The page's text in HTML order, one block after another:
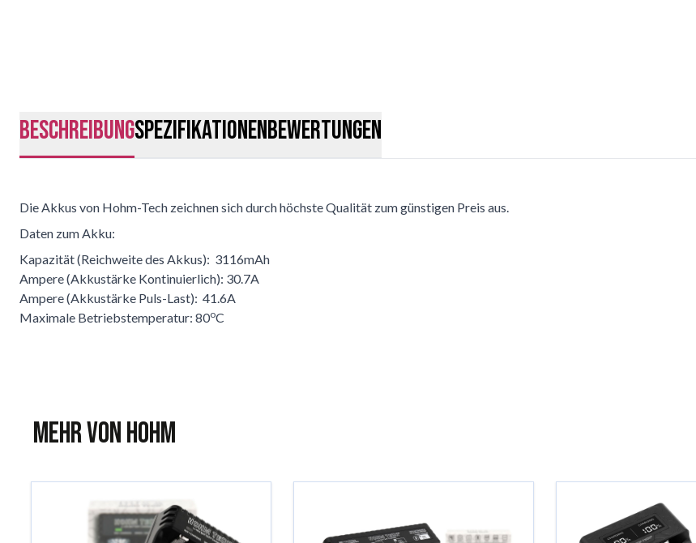
BeschreibungSpezifikationenBewertungen
Die Akkus von Hohm-Tech zeichnen sich durch höchste Qualität zum günstigen Preis aus.
Daten zum Akku:
Kapazität (Reichweite des Akkus): 3116mAh
Ampere (Akkustärke Kontinuierlich): 30.7A
Ampere (Akkustärke Puls-Last): 41.6A
Maximale Betriebstemperatur: 80oC
Mehr von Hohm